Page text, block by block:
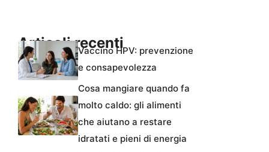
Articoli recentiVaccino HPV: prevenzione
e consapevolezza
Cosa mangiare quando fa
molto caldo: gli alimenti
che aiutano a restare
idratati e pieni di energia